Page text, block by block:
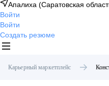
Апалиха (Саратовская
Войти
Войти
Создать резюме
Карьерный маркетплейс